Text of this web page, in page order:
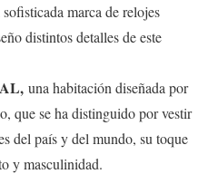
marca de relojes
distintos detalles de este
una habitación diseñada por
que se ha distinguido por vestir
del país y del mundo, su toque
y masculinidad.